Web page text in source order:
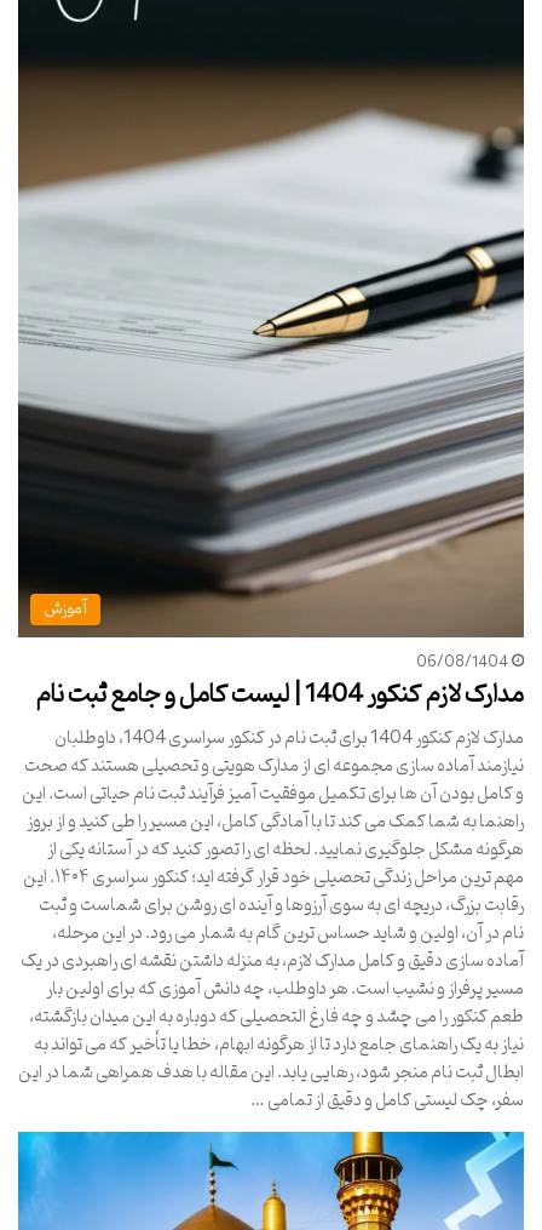
آموزش
06/08/1404
مدارک لازم کنکور 1404 | لیست کامل و جامع ثبت نام
مدارک لازم کنکور 1404 برای ثبت نام در کنکور سراسری 1404، داوطلبان
نیازمند آماده سازی مجموعه ای از مدارک هویتی و تحصیلی هستند که صحت
و کامل بودن آن ها برای تکمیل موفقیت آمیز فرآیند ثبت نام حیاتی است. این
راهنما به شما کمک می کند تا با آمادگی کامل، این مسیر را طی کنید و از بروز
هرگونه مشکل جلوگیری نمایید. لحظه ای را تصور کنید که در آستانه یکی از
مهم ترین مراحل زندگی تحصیلی خود قرار گرفته اید؛ کنکور سراسری ۱۴۰۴. این
رقابت بزرگ، دریچه ای به سوی آرزوها و آینده ای روشن برای شماست و ثبت
نام در آن، اولین و شاید حساس ترین گام به شمار می رود. در این مرحله،
آماده سازی دقیق و کامل مدارک لازم، به منزله داشتن نقشه ای راهبردی در یک
مسیر پرفراز و نشیب است. هر داوطلب، چه دانش آموزی که برای اولین بار
طعم کنکور را می چشد و چه فارغ التحصیلی که دوباره به این میدان بازگشته،
نیاز به یک راهنمای جامع دارد تا از هرگونه ابهام، خطا یا تأخیر که می تواند به
ابطال ثبت نام منجر شود، رهایی یابد. این مقاله با هدف همراهی شما در این
سفر، چک لیستی کامل و دقیق از تمامی …